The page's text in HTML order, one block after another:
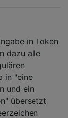
in Token
dazu alle
in "eine
und ein
übersetzt